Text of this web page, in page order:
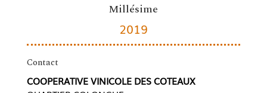
Millésime
2019
Contact
COOPERATIVE VINICOLE DES COTEAUX